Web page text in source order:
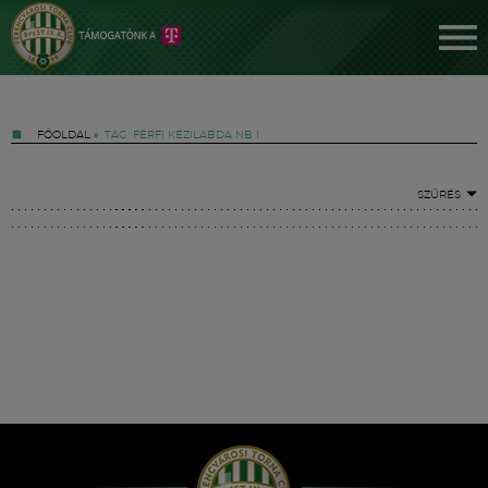
FŐOLDAL » TAG: FÉRFI KÉZILABDA NB I
SZŰRÉS
Hírek